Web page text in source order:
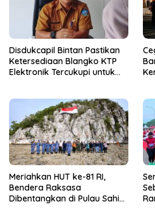
Disdukcapil Bintan Pastikan
Ketersediaan Blangko KTP
Elektronik Tercukupi untuk
Meriahkan HUT ke-81 RI,
Bendera Raksasa
Dibentangkan di Pulau Sahi